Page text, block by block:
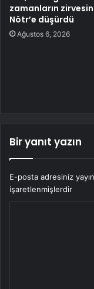
zamanların
Nötr’e düşürdü
Ağustos 6, 2026
Bir yanıt yazın
E-posta adresiniz
işaretlenmişlerdir